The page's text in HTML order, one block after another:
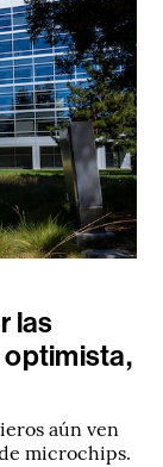
las
optimista,
aún ven
microchips.